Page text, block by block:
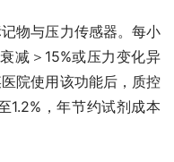
物与压力传感器。每小
减＞15%或压力变化异
院使用该功能后，质控
1.2%，年节约试剂成本